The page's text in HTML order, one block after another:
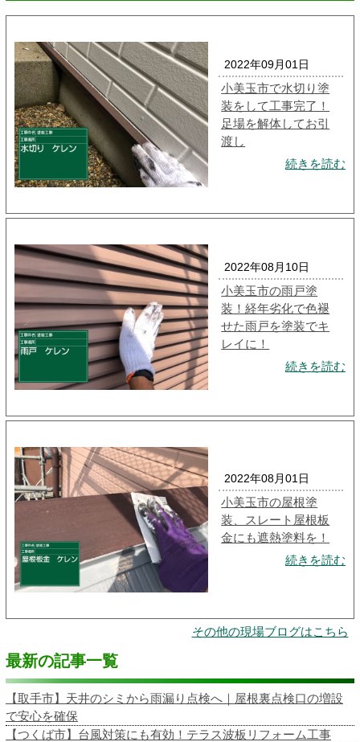
2022年09月01日
小美玉市で水切り塗
装をして工事完了！
足場を解体してお引
渡し
続きを読む
2022年08月10日
小美玉市の雨戸塗
装！経年劣化で色褪
せた雨戸を塗装でキ
レイに！
続きを読む
2022年08月01日
小美玉市の屋根塗
装、スレート屋根板
金にも遮熱塗料を！
続きを読む
その他の現場ブログはこちら
最新の記事一覧
【取手市】天井のシミから雨漏り点検へ｜屋根裏点検口の増設
で安心を確保
【つくば市】台風対策にも有効！テラス波板リフォーム工事